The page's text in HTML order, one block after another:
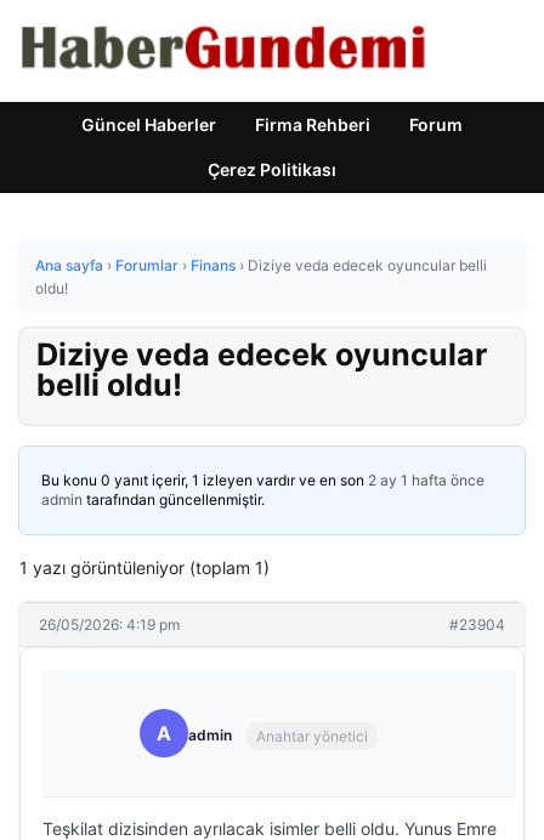
Güncel Haberler Firma Rehberi Forum
Çerez Politikası
Ana sayfa › Forumlar › Finans › Diziye veda edecek oyuncular belli
oldu!
Diziye veda edecek oyuncular
belli oldu!
Bu konu 0 yanıt içerir, 1 izleyen vardır ve en son 2 ay 1 hafta önce
admin tarafından güncellenmiştir.
1 yazı görüntüleniyor (toplam 1)
26/05/2026: 4:19 pm #23904
A admin Anahtar yönetici
Teşkilat dizisinden ayrılacak isimler belli oldu. Yunus Emre